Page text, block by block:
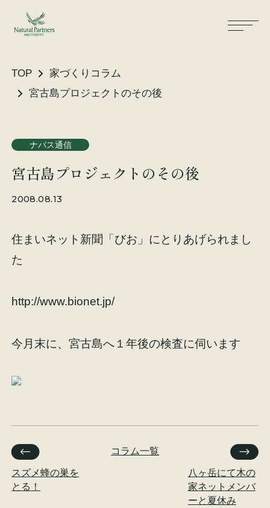
TOP
家づくりコラム
宮古島プロジェクトのその後
ナパス通信
宮古島プロジェクトのその後
2008.08.13
住まいネット新聞「びお」にとりあげられまし
た
http://www.bionet.jp/
今月末に、宮古島へ１年後の検査に伺います
スズメ蜂の巣を
とる！
コラム一覧
八ヶ岳にて木の
家ネットメンバ
ーと夏休み
大工が建てる家
施工事例 お客様の声
スタッフ紹介